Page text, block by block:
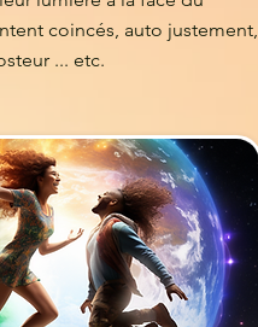
coincés, auto justement,
... etc.